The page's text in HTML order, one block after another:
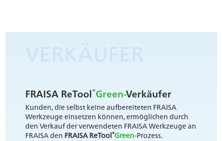
VERKÄUFER
FRAISA ReTool®Green-Verkäufer
Kunden, die selbst keine aufbereiteten FRAISA
Werkzeuge einsetzen können, ermöglichen durch
den Verkauf der verwendeten FRAISA Werkzeuge an
FRAISA den FRAISA ReTool®Green-Prozess.